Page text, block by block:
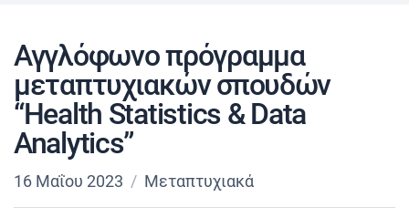
Αγγλόφωνο πρόγραμμα
μεταπτυχιακών σπουδών
“Health Statistics & Data
Analytics”
16 Μαΐου 2023 Μεταπτυχιακά